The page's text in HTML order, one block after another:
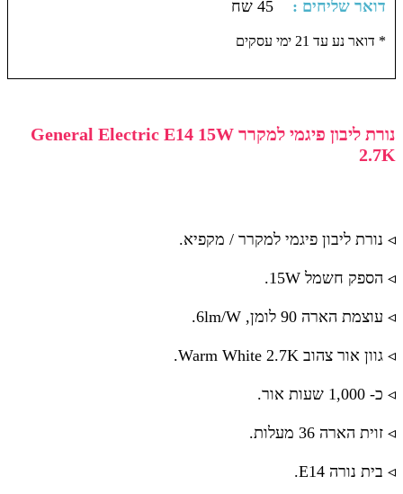
: דואר שליחים
45 שח
דואר נע עד 21 ימי עסקים *
נורת ליבון פיגמי למקרר General Electric E14 15W
2.7K
◃ נורת ליבון פיגמי למקרר / מקפיא.
◃ הספק חשמל 15W.
◃ עוצמת הארה 90 לומן, 6lm/W.
◃ גוון אור צהוב Warm White 2.7K.
◃ כ- 1,000 שעות אור.
◃ זוית הארה 36 מעלות.
◃ בית נורה E14.